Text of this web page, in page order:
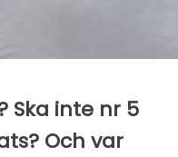
Ska inte nr 5
Och var